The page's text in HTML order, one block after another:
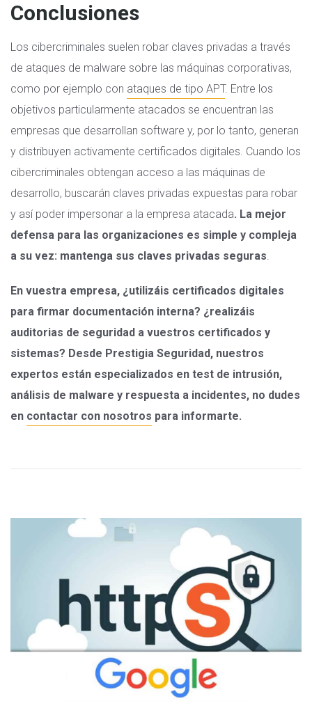
Conclusiones
Los cibercriminales suelen robar claves privadas a través
de ataques de malware sobre las máquinas corporativas,
como por ejemplo con ataques de tipo APT. Entre los
objetivos particularmente atacados se encuentran las
empresas que desarrollan software y, por lo tanto, generan
y distribuyen activamente certificados digitales. Cuando los
cibercriminales obtengan acceso a las máquinas de
desarrollo, buscarán claves privadas expuestas para robar
y así poder impersonar a la empresa atacada. La mejor
defensa para las organizaciones es simple y compleja
a su vez: mantenga sus claves privadas seguras
En vuestra empresa, ¿utilizáis certificados digitales
para firmar documentación interna? ¿realizáis
auditorias de seguridad a vuestros certificados y
sistemas? Desde Prestigia Seguridad, nuestros
expertos están especializados en test de intrusión,
análisis de malware y respuesta a incidentes, no dudes
en contactar con nosotros para informarte.